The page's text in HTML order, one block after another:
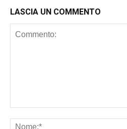
LASCIA UN COMMENTO